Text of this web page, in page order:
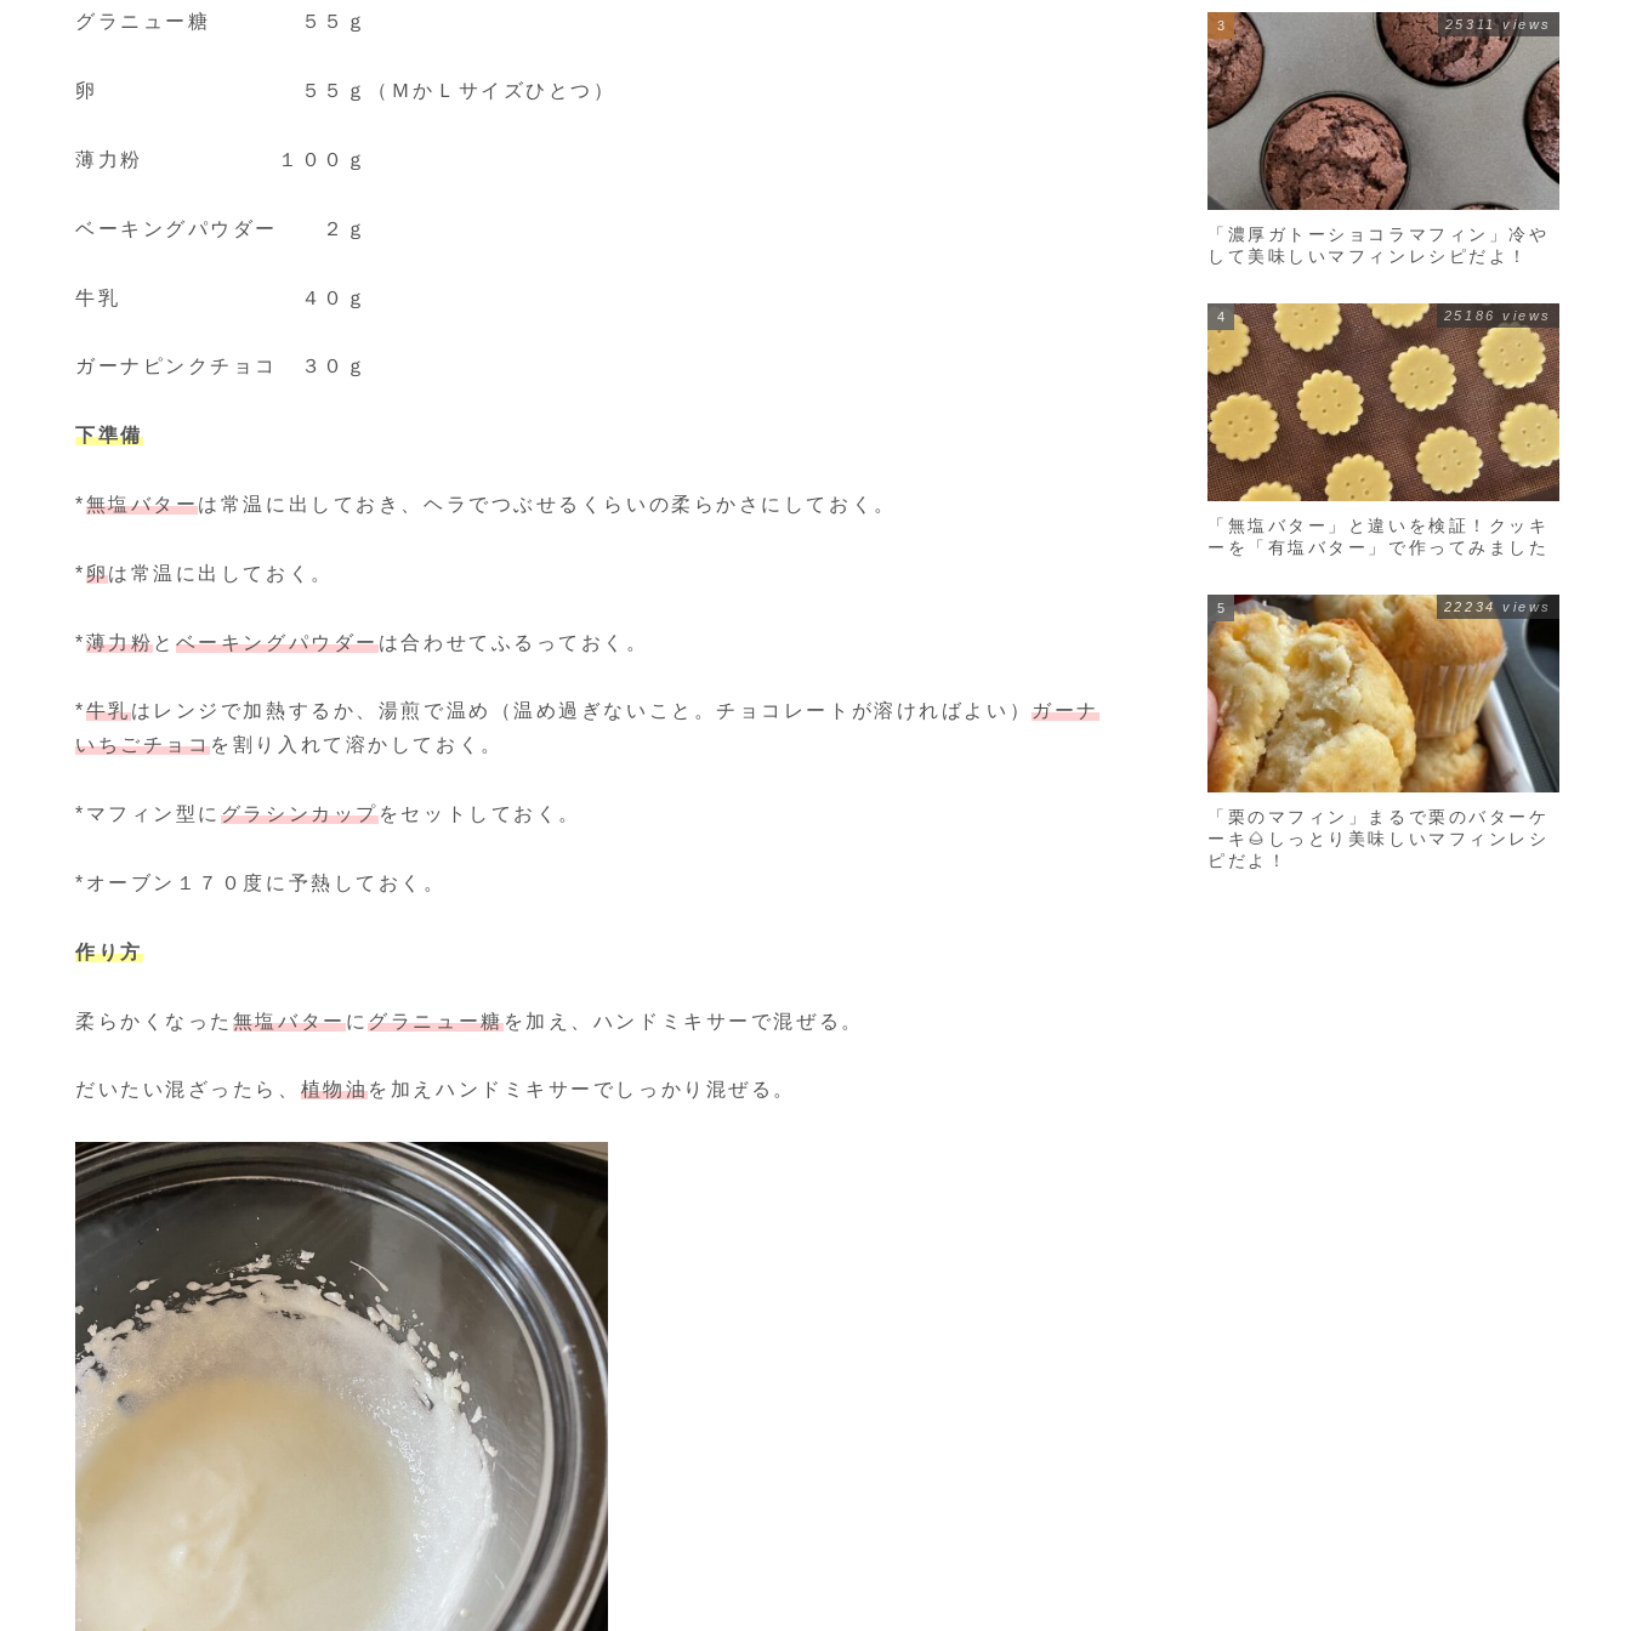
グラニュー糖 ５５ｇ
卵 ５５ｇ（ＭかＬサイズひとつ）
薄力粉 １００ｇ
ベーキングパウダー ２ｇ
牛乳 ４０ｇ
ガーナピンクチョコ ３０ｇ
下準備
*無塩バターは常温に出しておき、ヘラでつぶせるくらいの柔らかさにしておく。
*卵は常温に出しておく。
*薄力粉と ベーキングパウダーは合わせてふるっておく。
*牛乳はレンジで加熱するか、湯煎で温め（温め過ぎないこと。チョコレートが溶ければよい）ガーナ
いちごチョコを割り入れて溶かしておく。
*マフィン型に グラシンカップをセットしておく。
*オーブン１７０度に予熱しておく。
作り方
柔らかくなった 無塩バターにグラニュー糖を加え、ハンドミキサーで混ぜる。
だいたい混ざったら、 植物油を加えハンドミキサーでしっかり混ぜる。
「濃厚ガトーショコラマフィン」冷や
して美味しいマフィンレシピだよ！
25311 views
「無塩バター」と違いを検証！クッキ
ーを「有塩バター」で作ってみました
25186 views
「栗のマフィン」まるで栗のバターケ
ーキ🌰しっとり美味しいマフィンレシ
ピだよ！
22234 views